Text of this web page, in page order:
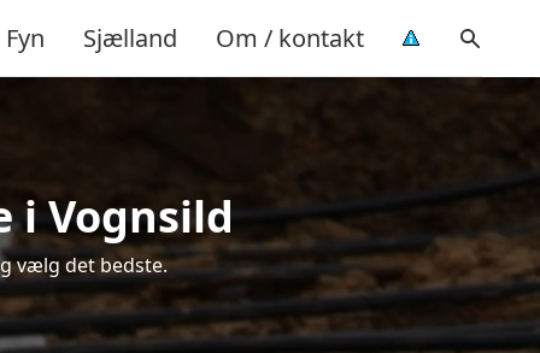
Fyn Sjælland Om / kontakt
i Vognsild
vælg det bedste.